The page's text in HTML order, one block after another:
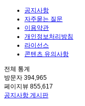
공지사항
자주묻는 질문
이용약관
개인정보처리방침
라이선스
콘텐츠 유의사항
전체 통계
방문자 394,965
페이지뷰 855,617
공지사항 게시판